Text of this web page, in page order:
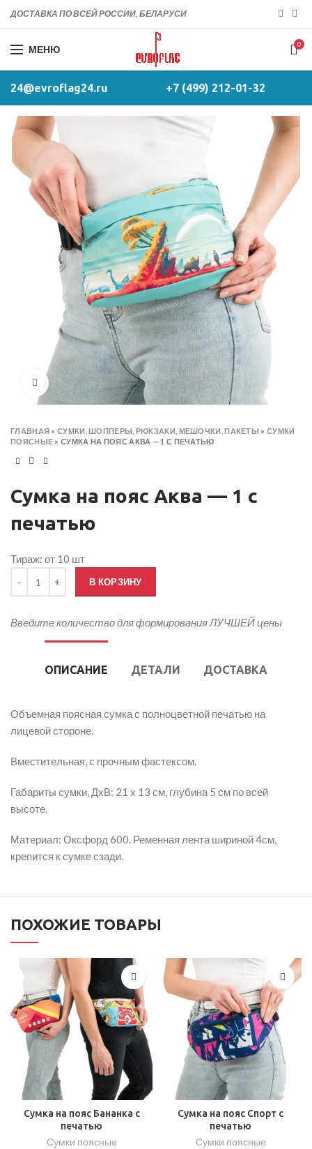
ДОСТАВКА ПО ВСЕЙ РОССИИ, БЕЛАРУСИ
МЕНЮ 0
24@evroflag24.ru +7 (499) 212-01-32
Click to enlarge
ГЛАВНАЯ »СУМКИ, ШОППЕРЫ, РЮКЗАКИ, МЕШОЧКИ, ПАКЕТЫ » СУМКИ
ПОЯСНЫЕ »СУМКА НА ПОЯС АКВА — 1 С ПЕЧАТЬЮ
Сумка на пояс Аква — 1 с
печатью
Тираж: от 10 шт
В КОРЗИНУ
Введите количество для формирования ЛУЧШЕЙ цены
ОПИСАНИЕ ДЕТАЛИ ДОСТАВКА
Объемная поясная сумка с полноцветной печатью на
лицевой стороне.
Вместительная, с прочным фастексом.
Габариты сумки, ДхВ: 21 х 13 см, глубина 5 см по всей
высоте.
Материал: Оксфорд 600. Ременная лента шириной 4см,
крепится к сумке сзади.
ПОХОЖИЕ ТОВАРЫ
Сумка на пояс Бананка с
печатью
Сумки поясные
Сумка на пояс Спорт с
печатью
Сумки поясные